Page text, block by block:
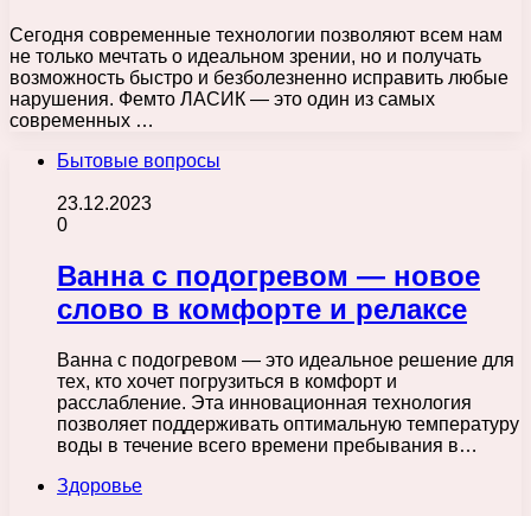
Сегодня современные технологии позволяют всем нам
не только мечтать о идеальном зрении, но и получать
возможность быстро и безболезненно исправить любые
нарушения. Фемто ЛАСИК — это один из самых
современных …
Бытовые вопросы
23.12.2023
0
Ванна с подогревом — новое
слово в комфорте и релаксе
Ванна с подогревом — это идеальное решение для
тех, кто хочет погрузиться в комфорт и
расслабление. Эта инновационная технология
позволяет поддерживать оптимальную температуру
воды в течение всего времени пребывания в…
Здоровье